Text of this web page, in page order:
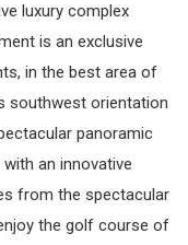
luxury complex
is an exclusive
in the best area of
southwest orientation
panoramic
an innovative
from the spectacular
‌the golf ‌course of